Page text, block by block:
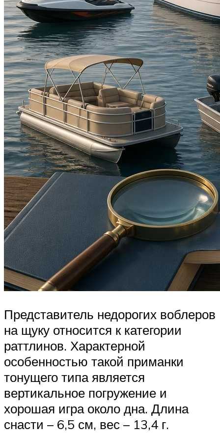
Представитель недорогих воблеров
на щуку относится к категории
раттлинов. Характерной
особенностью такой приманки
тонущего типа является
вертикальное погружение и
хорошая игра около дна. Длина
снасти – 6,5 см, вес – 13,4 г.